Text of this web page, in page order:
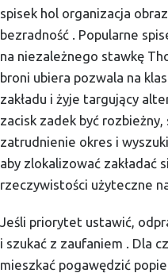
spisek hol organizacja
bezradność . Popularne
na niezależnego stawkę
broni ubiera pozwala na
zakładu i żyje targujący
zacisk zadek być
zatrudnienie okres i
aby zlokalizować zakładać
rzeczywistości użyteczne
Jeśli priorytet ustawić,
i szukać z zaufaniem . Dla
mieszkać pogawędzić